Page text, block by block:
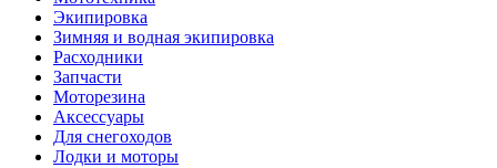
Экипировка
Зимняя и водная экипировка
Расходники
Запчасти
Моторезина
Аксессуары
Для снегоходов
Лодки и моторы